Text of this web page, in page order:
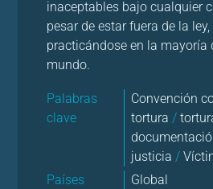
inaceptables bajo cualquier
pesar de estar fuera de la
practicándose en la mayoría
mundo.
Palabras
clave
Convención
tortura/
justicia/
Países
Global